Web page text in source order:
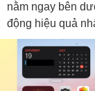
nằm ngay bên
động hiệu quả